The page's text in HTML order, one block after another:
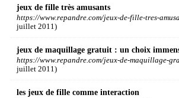
jeux de fille très amusants
https://www.repandre.com/jeux-de-fille-tres-
juillet 2011)
jeux de maquillage gratuit : un choix
https://www.repandre.com/jeux-de-maquillage-
juillet 2011)
les jeux de fille comme interaction